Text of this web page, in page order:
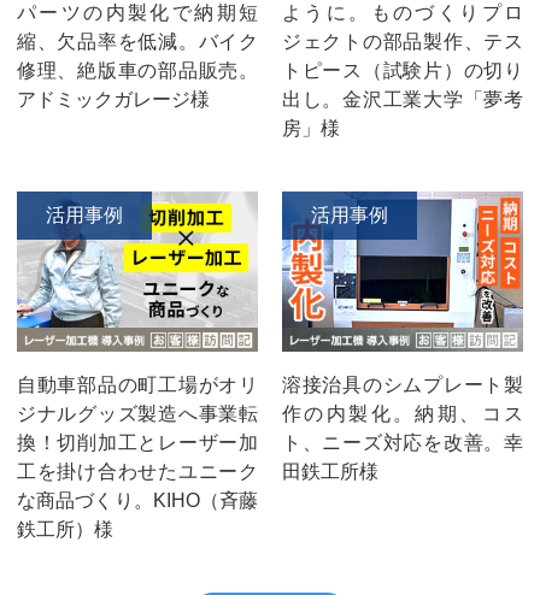
パーツの内製化で納期短
縮、欠品率を低減。バイク
修理、絶版車の部品販売。
アドミックガレージ様
ように。ものづくりプロ
ジェクトの部品製作、テス
トピース（試験片）の切り
出し。金沢工業大学「夢考
房」様
活用事例
自動車部品の町工場がオリ
ジナルグッズ製造へ事業転
換！切削加工とレーザー加
工を掛け合わせたユニーク
な商品づくり。KIHO（斉藤
鉄工所）様
活用事例
溶接治具のシムプレート製
作の内製化。納期、コス
ト、ニーズ対応を改善。幸
田鉄工所様